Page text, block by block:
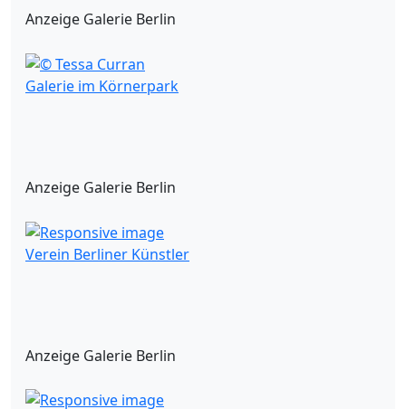
Anzeige Galerie Berlin
Galerie im Körnerpark
Anzeige Galerie Berlin
Verein Berliner Künstler
Anzeige Galerie Berlin